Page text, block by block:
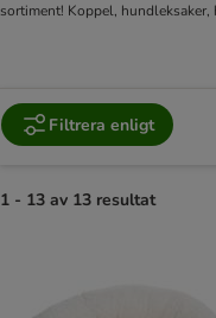
sortiment! Koppel, hundleksaker,
Filtrera enligt
1 - 13 av 13 resultat